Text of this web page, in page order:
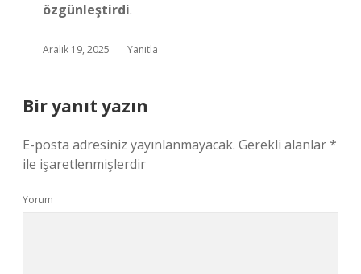
özgünleştirdi.
Aralık 19, 2025 Yanıtla
Bir yanıt yazın
E-posta adresiniz yayınlanmayacak. Gerekli alanlar*
ile işaretlenmişlerdir
Yorum